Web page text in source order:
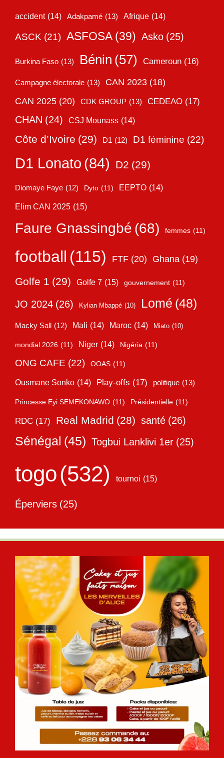
accident (14) Adakpamé (13) Afrique (14)
ASCK (21) ASFOSA (39) Asko (25)
Burkina Faso (13) Bénin (57) Cameroun (16)
Campagne électorale (13) CAN 2023 (18)
CAN 2025 (20) CDK GROUP (13) CEDEAO (17)
CHAN (24) CSJ Mounass (14)
Côte d’Ivoire (29) D1 (12) D1 féminine (22)
D1 Lonato (84) D2 (29)
Diomaye Faye (12) Dyto (11) EEPTO (14)
Elim CAN 2025 (15)
Faure Gnassingbé (68) femmes (11)
football (115) FTF (20) Ghana (19)
Golfe 1 (29) Golfe 7 (15) gouvernement (11)
JO 2024 (26) Kylian Mbappé (10) Lomé (48)
Macky Sall (12) Mali (14) Maroc (14) Miato (10)
mondial 2026 (11) Niger (14) Nigéria (11)
ONG CAFE (22) OOAS (11)
Ousmane Sonko (14) Play-offs (17) politique (13)
Princesse Eyi SEMEKONAWO (11) Présidentielle (11)
RDC (17) Real Madrid (28) santé (26)
Sénégal (45) Togbui Lanklivi 1er (25)
togo(532) tournoi (15)
Éperviers (25)